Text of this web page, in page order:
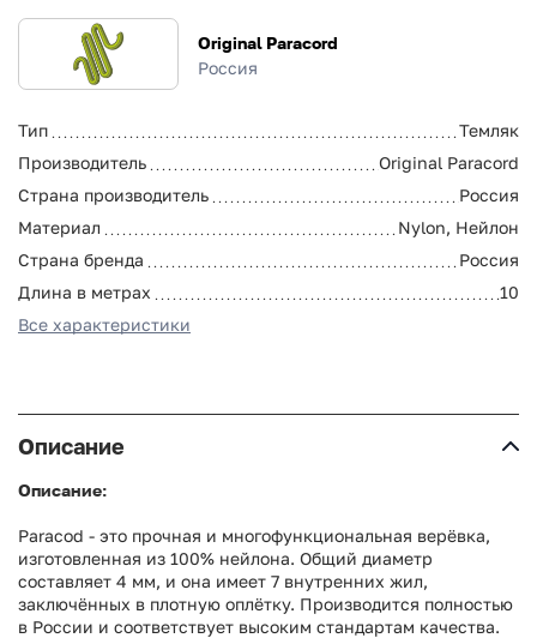
Original Paracord
Россия
Тип
Темляк
Производитель
Original Paracord
Страна производитель
Россия
Материал
Nylon, Нейлон
Страна бренда
Россия
Длина в метрах
10
Все характеристики
Описание
Описание:
Paracod - это прочная и многофункциональная верёвка,
изготовленная из 100% нейлона. Общий диаметр
составляет 4 мм, и она имеет 7 внутренних жил,
заключённых в плотную оплётку. Производится полностью
в России и соответствует высоким стандартам качества.